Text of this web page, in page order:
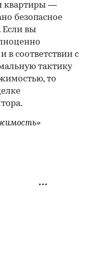
квартиры —
безопасное
Если вы
в соответствии с
тактику
то